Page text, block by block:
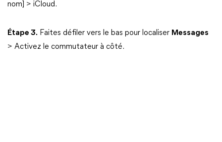
nom] > iCloud.
Étape 3. Faites défiler vers le bas pour localiser Messages
> Activez le commutateur à côté.